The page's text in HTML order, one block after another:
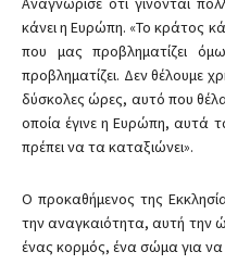
κάνει η Ευρώπη. «Το κράτος
που μας προβληματίζει
προβληματίζει. Δεν θέλουμε
δύσκολες ώρες, αυτό που
οποία έγινε η Ευρώπη, αυτά
πρέπει να τα καταξιώνει».
Ο προκαθήμενος της
την αναγκαιότητα, αυτή την
ένας κορμός, ένα σώμα για να